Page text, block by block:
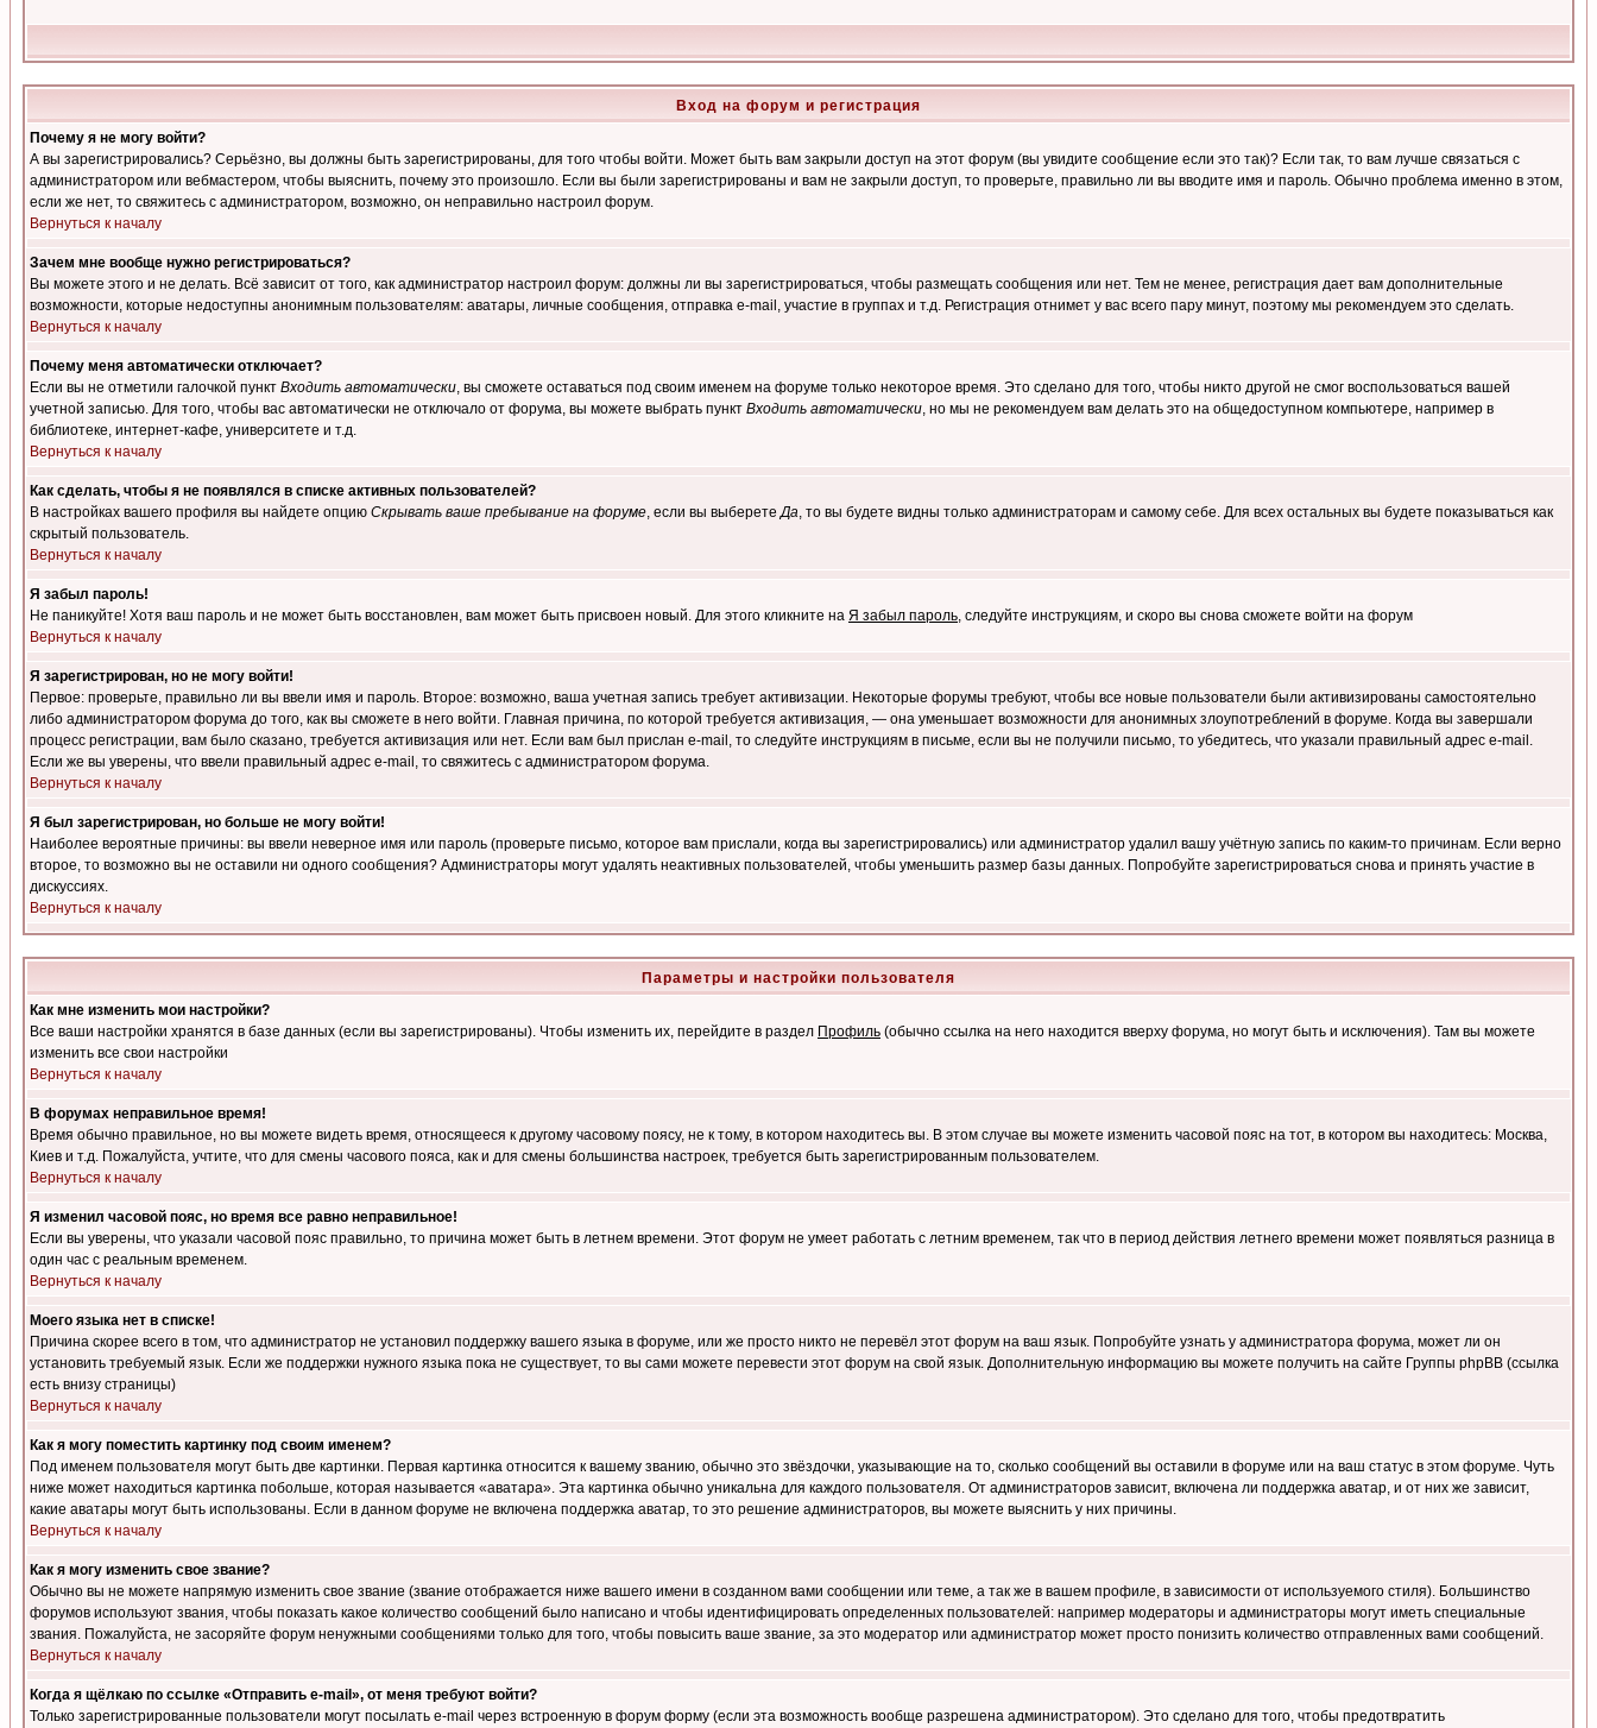
Вход на форум и регистрация
Почему я не могу войти?
А вы зарегистрировались? Серьёзно, вы должны быть зарегистрированы, для того чтобы войти. Может быть вам закрыли доступ на этот форум (вы увидите сообщение если это так)? Если так, то вам лучше связаться с
администратором или вебмастером, чтобы выяснить, почему это произошло. Если вы были зарегистрированы и вам не закрыли доступ, то проверьте, правильно ли вы вводите имя и пароль. Обычно проблема именно в этом,
если же нет, то свяжитесь с администратором, возможно, он неправильно настроил форум.
Вернуться к началу
Зачем мне вообще нужно регистрироваться?
Вы можете этого и не делать. Всё зависит от того, как администратор настроил форум: должны ли вы зарегистрироваться, чтобы размещать сообщения или нет. Тем не менее, регистрация дает вам дополнительные
возможности, которые недоступны анонимным пользователям: аватары, личные сообщения, отправка e-mail, участие в группах и т.д. Регистрация отнимет у вас всего пару минут, поэтому мы рекомендуем это сделать.
Вернуться к началу
Почему меня автоматически отключает?
Если вы не отметили галочкой пункт Входить автоматически, вы сможете оставаться под своим именем на форуме только некоторое время. Это сделано для того, чтобы никто другой не смог воспользоваться вашей
учетной записью. Для того, чтобы вас автоматически не отключало от форума, вы можете выбрать пункт Входить автоматически, но мы не рекомендуем вам делать это на общедоступном компьютере, например в
библиотеке, интернет-кафе, университете и т.д.
Вернуться к началу
Как сделать, чтобы я не появлялся в списке активных пользователей?
В настройках вашего профиля вы найдете опцию Скрывать ваше пребывание на форуме, если вы выберетеДа, то вы будете видны только администраторам и самому себе. Для всех остальных вы будете показываться как
скрытый пользователь.
Вернуться к началу
Я забыл пароль!
Не паникуйте! Хотя ваш пароль и не может быть восстановлен, вам может быть присвоен новый. Для этого кликните на Я забыл пароль, следуйте инструкциям, и скоро вы снова сможете войти на форум
Вернуться к началу
Я зарегистрирован, но не могу войти!
Первое: проверьте, правильно ли вы ввели имя и пароль. Второе: возможно, ваша учетная запись требует активизации. Некоторые форумы требуют, чтобы все новые пользователи были активизированы самостоятельно
либо администратором форума до того, как вы сможете в него войти. Главная причина, по которой требуется активизация, — она уменьшает возможности для анонимных злоупотреблений в форуме. Когда вы завершали
процесс регистрации, вам было сказано, требуется активизация или нет. Если вам был прислан e-mail, то следуйте инструкциям в письме, если вы не получили письмо, то убедитесь, что указали правильный адрес e-mail.
Если же вы уверены, что ввели правильный адрес e-mail, то свяжитесь с администратором форума.
Вернуться к началу
Я был зарегистрирован, но больше не могу войти!
Наиболее вероятные причины: вы ввели неверное имя или пароль (проверьте письмо, которое вам прислали, когда вы зарегистрировались) или администратор удалил вашу учётную запись по каким-то причинам. Если верно
второе, то возможно вы не оставили ни одного сообщения? Администраторы могут удалять неактивных пользователей, чтобы уменьшить размер базы данных. Попробуйте зарегистрироваться снова и принять участие в
дискуссиях.
Вернуться к началу
Параметры и настройки пользователя
Как мне изменить мои настройки?
Все ваши настройки хранятся в базе данных (если вы зарегистрированы). Чтобы изменить их, перейдите в раздел Профиль (обычно ссылка на него находится вверху форума, но могут быть и исключения). Там вы можете
изменить все свои настройки
Вернуться к началу
В форумах неправильное время!
Время обычно правильное, но вы можете видеть время, относящееся к другому часовому поясу, не к тому, в котором находитесь вы. В этом случае вы можете изменить часовой пояс на тот, в котором вы находитесь: Москва,
Киев и т.д. Пожалуйста, учтите, что для смены часового пояса, как и для смены большинства настроек, требуется быть зарегистрированным пользователем.
Вернуться к началу
Я изменил часовой пояс, но время все равно неправильное!
Если вы уверены, что указали часовой пояс правильно, то причина может быть в летнем времени. Этот форум не умеет работать с летним временем, так что в период действия летнего времени может появляться разница в
один час с реальным временем.
Вернуться к началу
Моего языка нет в списке!
Причина скорее всего в том, что администратор не установил поддержку вашего языка в форуме, или же просто никто не перевёл этот форум на ваш язык. Попробуйте узнать у администратора форума, может ли он
установить требуемый язык. Если же поддержки нужного языка пока не существует, то вы сами можете перевести этот форум на свой язык. Дополнительную информацию вы можете получить на сайте Группы phpBB (ссылка
есть внизу страницы)
Вернуться к началу
Как я могу поместить картинку под своим именем?
Под именем пользователя могут быть две картинки. Первая картинка относится к вашему званию, обычно это звёздочки, указывающие на то, сколько сообщений вы оставили в форуме или на ваш статус в этом форуме. Чуть
ниже может находиться картинка побольше, которая называется «аватара». Эта картинка обычно уникальна для каждого пользователя. От администраторов зависит, включена ли поддержка аватар, и от них же зависит,
какие аватары могут быть использованы. Если в данном форуме не включена поддержка аватар, то это решение администраторов, вы можете выяснить у них причины.
Вернуться к началу
Как я могу изменить свое звание?
Обычно вы не можете напрямую изменить свое звание (звание отображается ниже вашего имени в созданном вами сообщении или теме, а так же в вашем профиле, в зависимости от используемого стиля). Большинство
форумов используют звания, чтобы показать какое количество сообщений было написано и чтобы идентифицировать определенных пользователей: например модераторы и администраторы могут иметь специальные
звания. Пожалуйста, не засоряйте форум ненужными сообщениями только для того, чтобы повысить ваше звание, за это модератор или администратор может просто понизить количество отправленных вами сообщений.
Вернуться к началу
Когда я щёлкаю по ссылке «Отправить e-mail», от меня требуют войти?
Только зарегистрированные пользователи могут посылать e-mail через встроенную в форум форму (если эта возможность вообще разрешена администратором). Это сделано для того, чтобы предотвратить